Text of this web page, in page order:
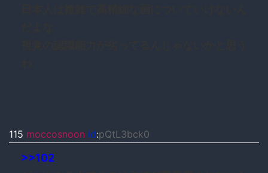
115 moccosnoon id:pQtL3bck0
>>102